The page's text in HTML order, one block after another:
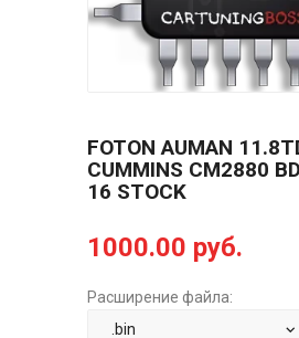
FOTON AUMAN
CUMMINS CM2880
16 STOCK
1000.00 руб.
Расширение файла: